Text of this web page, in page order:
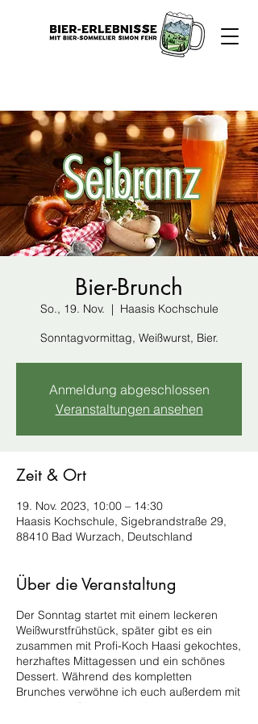
Bier-Brunch
So., 19. Nov.
  |
Haasis Kochschule
Sonntagvormittag, Weißwurst, Bier.
Anmeldung abgeschlossen
Veranstaltungen ansehen
Zeit & Ort
19. Nov. 2023, 10:00 – 14:30
Haasis Kochschule, Sigebrandstraße 29,
88410 Bad Wurzach, Deutschland
Über die Veranstaltung
Der Sonntag startet mit einem leckeren
Weißwurstfrühstück, später gibt es ein
zusammen mit Profi-Koch Haasi gekochtes,
herzhaftes Mittagessen und ein schönes
Dessert. Während des kompletten
Brunches verwöhne ich euch außerdem mit